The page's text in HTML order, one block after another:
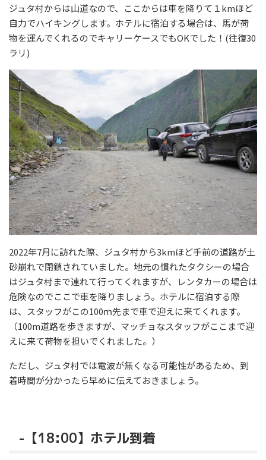
ジュタ村からは山道なので、ここからは車を降りて１kmほど
自力でハイキングします。ホテルに宿泊する場合は、馬が荷
物を運んでくれるのでキャリーケースでもOKでした！(往復30
ラリ)
2022年7月に訪れた際、ジュタ村から3kmほど手前の道路が土
砂崩れで閉鎖されていました。地元の慣れたタクシーの場合
はジュタ村まで連れて行ってくれますが、レンタカーの場合は
危険なのでここで車を降りましょう。ホテルに宿泊する際
は、スタッフがこの100ｍ先まで車で迎えに来てくれます。
（100m道路を歩きますが、マッチョなスタッフがここまで迎
えに来て荷物を担いでくれました。）
ただし、ジュタ村では電波が無くなる可能性があるため、到
着時間が分かったら早めに伝えておきましょう。
-【18:00】ホテル到着